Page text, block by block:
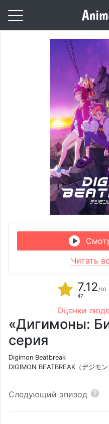
Читать
7.12 /10
47
Оценки
«Дигимоны:
серия
Digimon Beatbreak
DIGIMON BEATBREAK（デジモン
Следующий эпизод